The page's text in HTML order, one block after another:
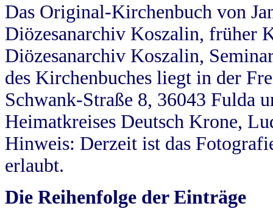
Das Original-Kirchenbuch von
Diözesanarchiv Koszalin, früher
Diözesanarchiv Koszalin,
des Kirchenbuches liegt in der
Schwank-Straße 8, 36043 Fulda
Heimatkreises Deutsch Krone,
Hinweis: Derzeit ist das
erlaubt.
Die Reihenfolge der Einträge